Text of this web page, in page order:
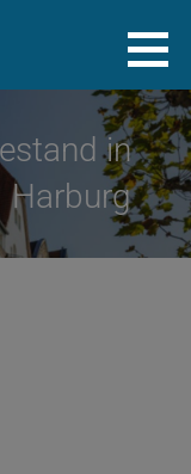
in
Harburg